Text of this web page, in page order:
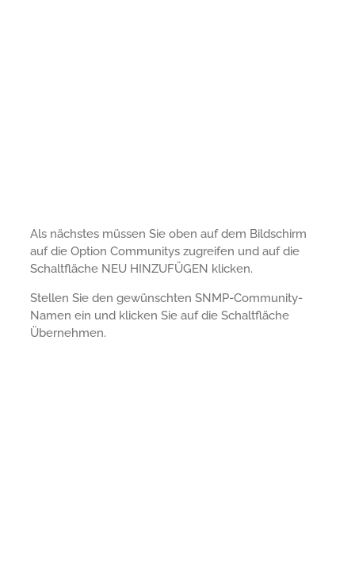
Als nächstes müssen Sie oben auf dem Bildschirm
auf die Option Communitys zugreifen und auf die
Schaltfläche NEU HINZUFÜGEN klicken.
Stellen Sie den gewünschten SNMP-Community-
Namen ein und klicken Sie auf die Schaltfläche
Übernehmen.